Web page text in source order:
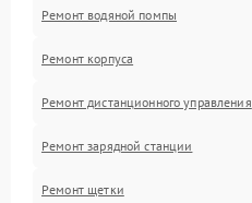
Ремонт водяной помпы
Ремонт корпуса
Ремонт дистанционного управления
Ремонт зарядной станции
Ремонт щетки